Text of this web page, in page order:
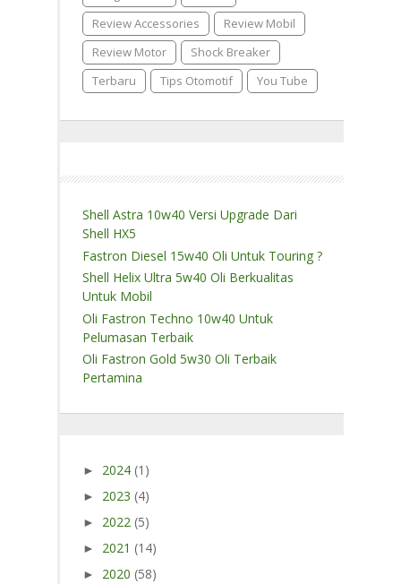
Review Accessories
Review Mobil
Review Motor
Shock Breaker
Terbaru
Tips Otomotif You Tube
Shell Astra 10w40 Versi Upgrade Dari
Shell HX5
Fastron Diesel 15w40 Oli Untuk Touring ?
Shell Helix Ultra 5w40 Oli Berkualitas
Untuk Mobil
Oli Fastron Techno 10w40 Untuk
Pelumasan Terbaik
Oli Fastron Gold 5w30 Oli Terbaik
Pertamina
► 2024 (1)
► 2023 (4)
► 2022 (5)
► 2021 (14)
► 2020 (58)